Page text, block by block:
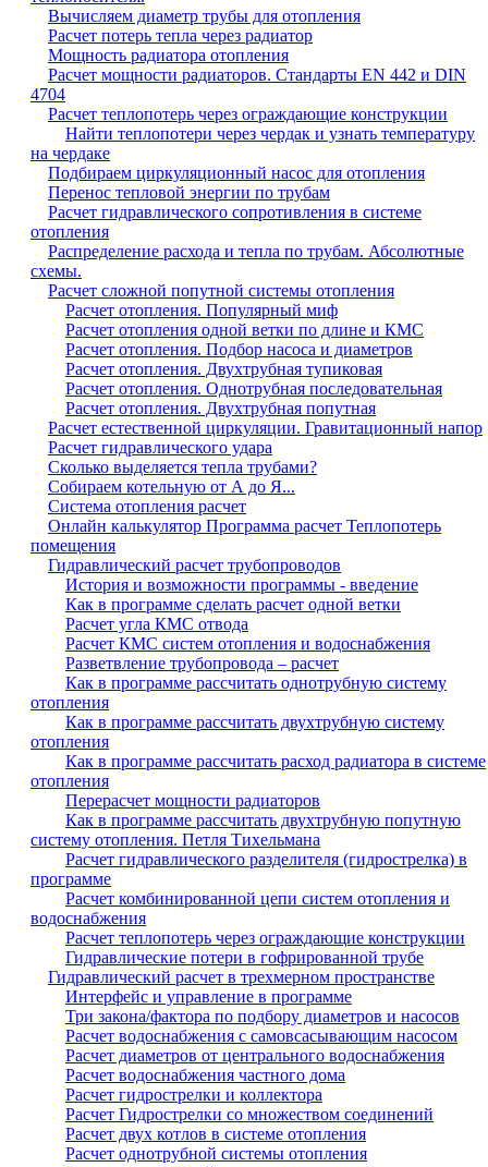
Вычисляем диаметр трубы для отопления
Расчет потерь тепла через радиатор
Мощность радиатора отопления
Расчет мощности радиаторов. Стандарты EN 442 и DIN
4704
Расчет теплопотерь через ограждающие конструкции
Найти теплопотери через чердак и узнать температуру
на чердаке
Подбираем циркуляционный насос для отопления
Перенос тепловой энергии по трубам
Расчет гидравлического сопротивления в системе
отопления
Распределение расхода и тепла по трубам. Абсолютные
схемы.
Расчет сложной попутной системы отопления
Расчет отопления. Популярный миф
Расчет отопления одной ветки по длине и КМС
Расчет отопления. Подбор насоса и диаметров
Расчет отопления. Двухтрубная тупиковая
Расчет отопления. Однотрубная последовательная
Расчет отопления. Двухтрубная попутная
Расчет естественной циркуляции. Гравитационный напор
Расчет гидравлического удара
Сколько выделяется тепла трубами?
Собираем котельную от А до Я...
Система отопления расчет
Онлайн калькулятор Программа расчет Теплопотерь
помещения
Гидравлический расчет трубопроводов
История и возможности программы - введение
Как в программе сделать расчет одной ветки
Расчет угла КМС отвода
Расчет КМС систем отопления и водоснабжения
Разветвление трубопровода – расчет
Как в программе рассчитать однотрубную систему
отопления
Как в программе рассчитать двухтрубную систему
отопления
Как в программе рассчитать расход радиатора в системе
отопления
Перерасчет мощности радиаторов
Как в программе рассчитать двухтрубную попутную
систему отопления. Петля Тихельмана
Расчет гидравлического разделителя (гидрострелка) в
программе
Расчет комбинированной цепи систем отопления и
водоснабжения
Расчет теплопотерь через ограждающие конструкции
Гидравлические потери в гофрированной трубе
Гидравлический расчет в трехмерном пространстве
Интерфейс и управление в программе
Три закона/фактора по подбору диаметров и насосов
Расчет водоснабжения с самовсасывающим насосом
Расчет диаметров от центрального водоснабжения
Расчет водоснабжения частного дома
Расчет гидрострелки и коллектора
Расчет Гидрострелки со множеством соединений
Расчет двух котлов в системе отопления
Расчет однотрубной системы отопления